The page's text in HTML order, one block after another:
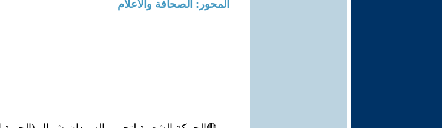
المحور: الصحافة والاعلام